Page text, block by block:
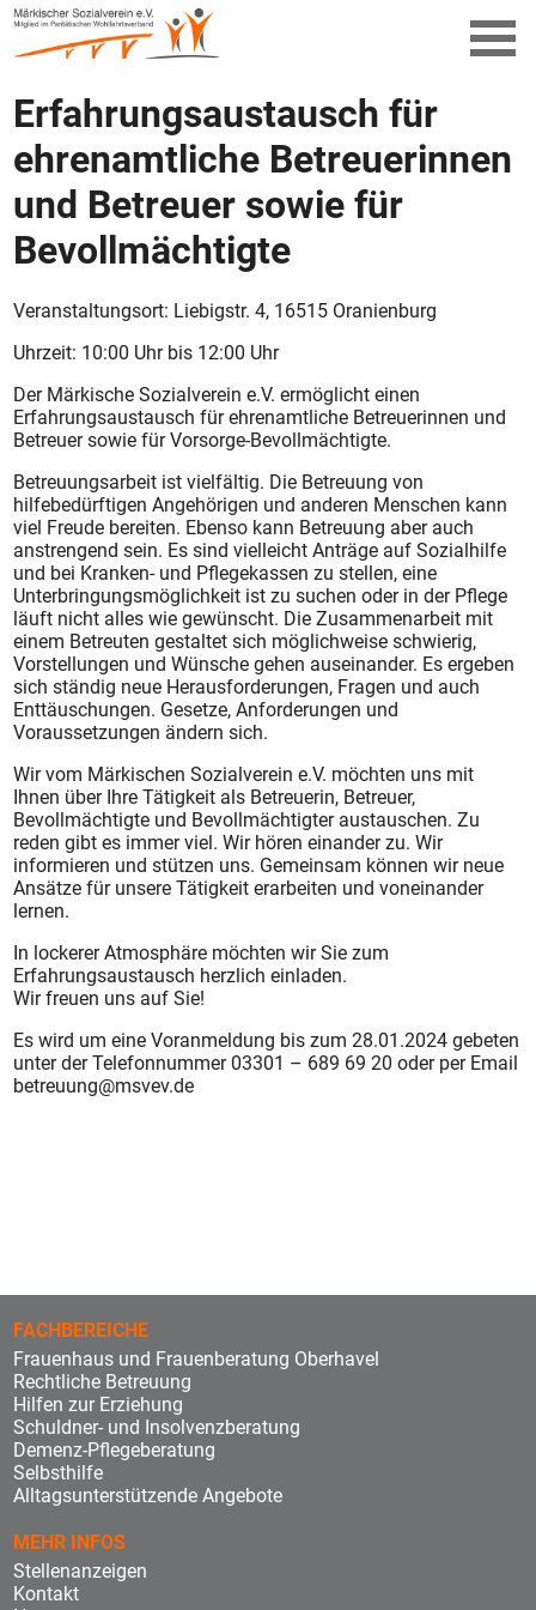
Erfahrungsaustausch für
ehrenamtliche Betreuerinnen
und Betreuer sowie für
Bevollmächtigte
Veranstaltungsort: Liebigstr. 4, 16515 Oranienburg
Uhrzeit: 10:00 Uhr bis 12:00 Uhr
Der Märkische Sozialverein e.V. ermöglicht einen
Erfahrungsaustausch für ehrenamtliche Betreuerinnen und
Betreuer sowie für Vorsorge-Bevollmächtigte.
Betreuungsarbeit ist vielfältig. Die Betreuung von
hilfebedürftigen Angehörigen und anderen Menschen kann
viel Freude bereiten. Ebenso kann Betreuung aber auch
anstrengend sein. Es sind vielleicht Anträge auf Sozialhilfe
und bei Kranken- und Pflegekassen zu stellen, eine
Unterbringungsmöglichkeit ist zu suchen oder in der Pflege
läuft nicht alles wie gewünscht. Die Zusammenarbeit mit
einem Betreuten gestaltet sich möglichweise schwierig,
Vorstellungen und Wünsche gehen auseinander. Es ergeben
sich ständig neue Herausforderungen, Fragen und auch
Enttäuschungen. Gesetze, Anforderungen und
Voraussetzungen ändern sich.
Wir vom Märkischen Sozialverein e.V. möchten uns mit
Ihnen über Ihre Tätigkeit als Betreuerin, Betreuer,
Bevollmächtigte und Bevollmächtigter austauschen. Zu
reden gibt es immer viel. Wir hören einander zu. Wir
informieren und stützen uns. Gemeinsam können wir neue
Ansätze für unsere Tätigkeit erarbeiten und voneinander
lernen.
In lockerer Atmosphäre möchten wir Sie zum
Erfahrungsaustausch herzlich einladen.
Wir freuen uns auf Sie!
Es wird um eine Voranmeldung bis zum 28.01.2024 gebeten
unter der Telefonnummer 03301 – 689 69 20 oder per Email
betreuung@msvev.de
FACHBEREICHE
Frauenhaus und Frauenberatung Oberhavel
Rechtliche Betreuung
Hilfen zur Erziehung
Schuldner- und Insolvenzberatung
Demenz-Pflegeberatung
Selbsthilfe
Alltagsunterstützende Angebote
MEHR INFOS
Stellenanzeigen
Kontakt